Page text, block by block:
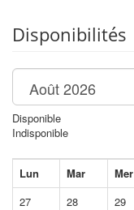
Disponibilités
Disponible
Indisponible
Lun Mar Mer
27
28 29